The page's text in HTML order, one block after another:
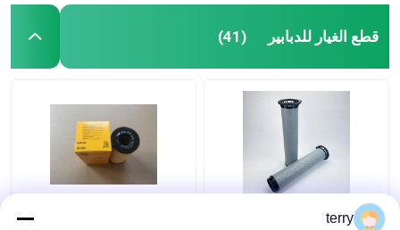
قطع الغيار للدبابير (41)
مرشح الوقود عالي الأداء ،
terry